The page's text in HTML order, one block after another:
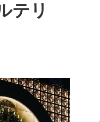
テリ